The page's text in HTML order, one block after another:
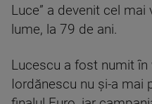
Luce” a devenit cel
lume, la 79 de ani.
Lucescu a fost numit în
Iordănescu nu și-a mai